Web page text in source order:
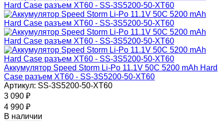
Аккумулятор Speed Storm Li-Po 11.1V 50C 5200 mAh Hard
Case разъем XT60 - SS-3S5200-50-XT60
Артикул: SS-3S5200-50-XT60
3 090 ₽
4 990 ₽
В наличии